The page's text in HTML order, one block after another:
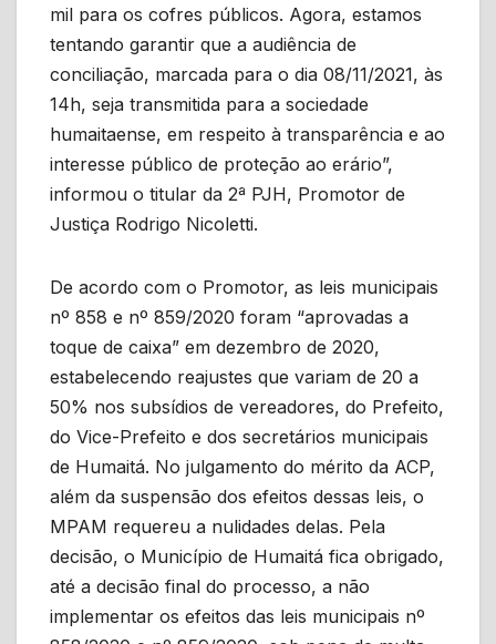
mil para os cofres públicos. Agora, estamos
tentando garantir que a audiência de
conciliação, marcada para o dia 08/11/2021, às
14h, seja transmitida para a sociedade
humaitaense, em respeito à transparência e ao
interesse público de proteção ao erário”,
informou o titular da 2ª PJH, Promotor de
Justiça Rodrigo Nicoletti.
De acordo com o Promotor, as leis municipais
nº 858 e nº 859/2020 foram “aprovadas a
toque de caixa” em dezembro de 2020,
estabelecendo reajustes que variam de 20 a
50% nos subsídios de vereadores, do Prefeito,
do Vice-Prefeito e dos secretários municipais
de Humaitá. No julgamento do mérito da ACP,
além da suspensão dos efeitos dessas leis, o
MPAM requereu a nulidades delas. Pela
decisão, o Município de Humaitá fica obrigado,
até a decisão final do processo, a não
implementar os efeitos das leis municipais nº